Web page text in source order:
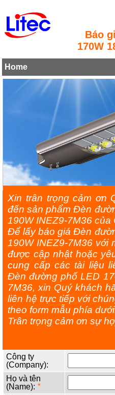
Báo
170W
Home
Xin trân trọng cảm ơn
đến sản phẩm Đèn
190W INEZ9-7M36 của
Để lấy báo giá Đèn
190W INEZ9-7M36 với
được cập nhật hoặc
cung cấp các tài liệu
Đèn đường phố LED
7M36, xin Quý khách
liên hệ trực tiếp với
theo form mẫu phía
Trân trọng cảm ơn sự
Công ty
(Company):
Họ và tên
(Name): *